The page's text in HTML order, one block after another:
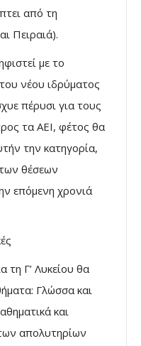
από τη
Πειραιά).
με το
νέου ιδρύματος
πέρυσι για τους
τα ΑΕΙ, φέτος θα
την κατηγορία,
θέσεων
επόμενη χρονιά
τη Γ’ Λυκείου θα
Γλώσσα και
και
απολυτηρίων